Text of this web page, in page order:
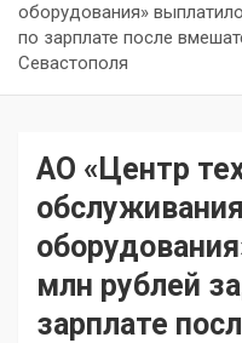
оборудования»
по зарплате после
Севастополя
АО «Центр
млн рублей
зарплате